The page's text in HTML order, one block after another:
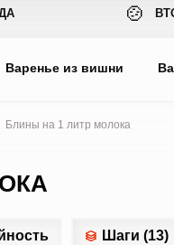
🍲
Варенье из вишни
Блины на 1 литр молока
Шаги (13)